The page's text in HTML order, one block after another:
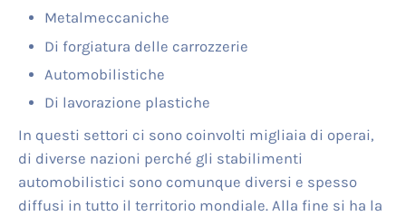
Metalmeccaniche
Di forgiatura delle carrozzerie
Automobilistiche
Di lavorazione plastiche
In questi settori ci sono coinvolti migliaia di operai,
di diverse nazioni perché gli stabilimenti
automobilistici sono comunque diversi e spesso
diffusi in tutto il territorio mondiale. Alla fine si ha la